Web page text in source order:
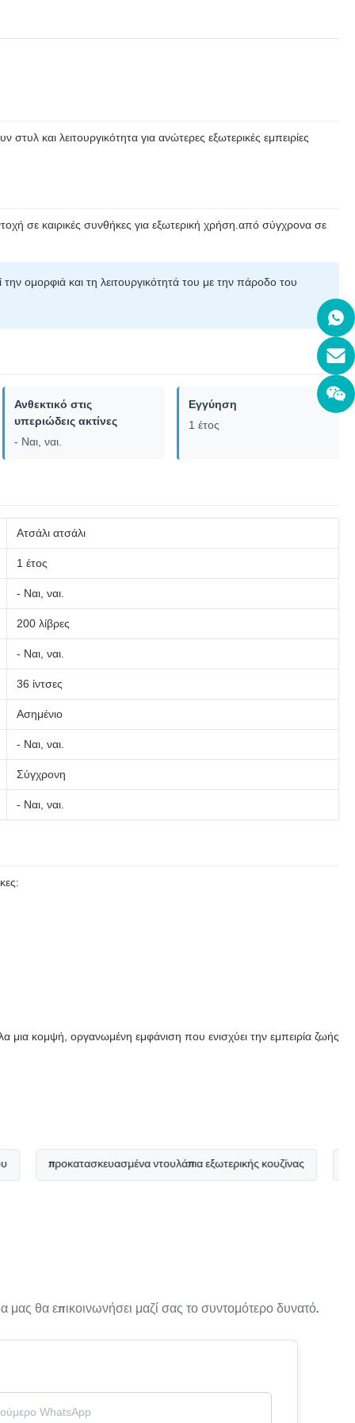
και λειτουργικότητα για ανώτερες εξωτερικές εμπειρίες
σε καιρικές συνθήκες για εξωτερική χρήση.από σύγχρονα σε
ομορφιά και τη λειτουργικότητά του με την πάροδο του
Ανθεκτικό στις
υπεριώδεις ακτίνες
- Ναι, ναι.
Εγγύηση
1 έτος
Ατσάλι ατσάλι
1 έτος
- Ναι, ναι.
200 λίβρες
- Ναι, ναι.
36 ίντσες
Ασημένιο
- Ναι, ναι.
Σύγχρονη
- Ναι, ναι.
μια κομψή, οργανωμένη εμφάνιση που ενισχύει την εμπειρία ζωής
προκατασκευασμένα ντουλάπια εξωτερικής κουζίνας
θα επικοινωνήσει μαζί σας το συντομότερο δυνατό.